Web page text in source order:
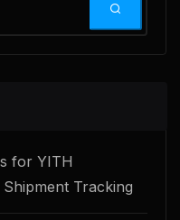
for YITH
Tracking